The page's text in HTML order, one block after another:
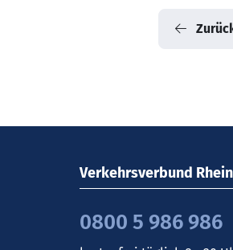
Verkehrsverbund
0800 5 986 986